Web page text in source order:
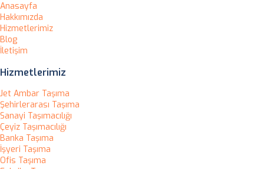
Anasayfa
Hakkımızda
Hizmetlerimiz
Blog
İletişim
Hizmetlerimiz
Jet Ambar Taşıma
Şehirlerarası Taşıma
Sanayi Taşımacılığı
Çeyiz Taşımacılığı
Banka Taşıma
İşyeri Taşıma
Ofis Taşıma